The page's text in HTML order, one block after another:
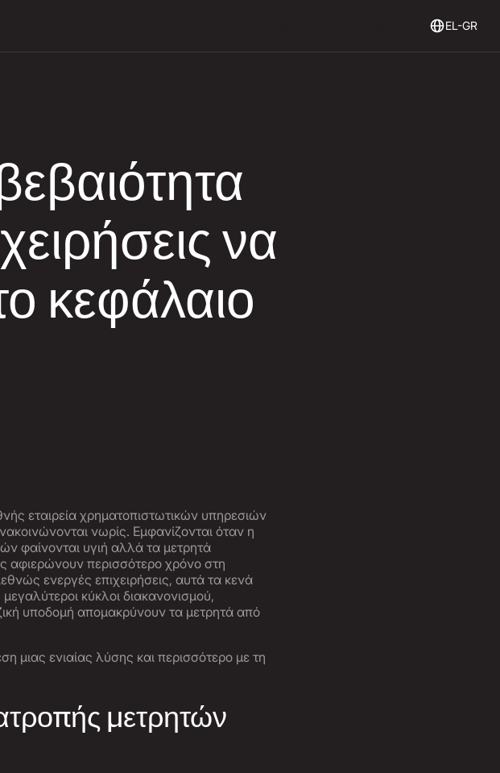
EL-GR
να
κεφάλαιο
εταιρεία χρηματοπιστωτικών υπηρεσιών
νωρίς. Εμφανίζονται όταν η
φαίνονται υγιή αλλά τα μετρητά
αφιερώνουν περισσότερο χρόνο στη
ενεργές επιχειρήσεις, αυτά τα κενά
κύκλοι διακανονισμού,
υποδομή απομακρύνουν τα μετρητά από
μιας ενιαίας λύσης και περισσότερο με τη
μετρητών